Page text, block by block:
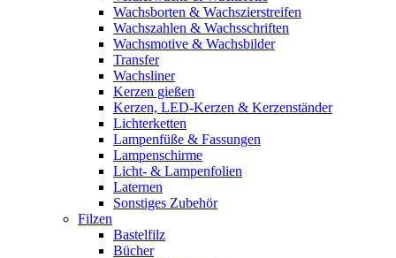
Wachsborten & Wachszierstreifen
Wachszahlen & Wachsschriften
Wachsmotive & Wachsbilder
Transfer
Wachsliner
Kerzen gießen
Kerzen, LED-Kerzen & Kerzenständer
Lichterketten
Lampenfüße & Fassungen
Lampenschirme
Licht- & Lampenfolien
Laternen
Sonstiges Zubehör
Filzen
Bastelfilz
Bücher